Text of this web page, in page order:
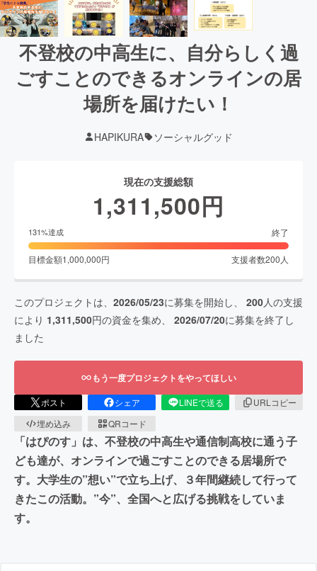
不登校の中高生に、自分らしく過
ごすことのできるオンラインの居
場所を届けたい！
HAPIKURA ソーシャルグッド
現在の支援総額
1,311,500円
131%達成 終了
目標金額1,000,000円 支援者数200 人
このプロジェクトは、 2026/05/23に募集を開始し、 200人の支援
により 1,311,500円の資金を集め、 2026/07/20に募集を終了し
ました
もう一度プロジェクトをやってほしい
ポスト シェア LINEで送る
URLコピー
埋め込み
QRコード
「はぴのす」は、不登校の中高生や通信制高校に通う子
ども達が、オンラインで過ごすことのできる居場所で
す。大学生の”想い”で立ち上げ、３年間継続して行って
きたこの活動。”今”、全国へと広げる挑戦をしていま
す。